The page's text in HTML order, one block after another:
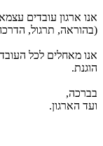
אנו ארגון עובדים
(בהוראה, תרגול,
אנו מאחלים לכל
הוגנת.
בברכה,
ועד הארגון.